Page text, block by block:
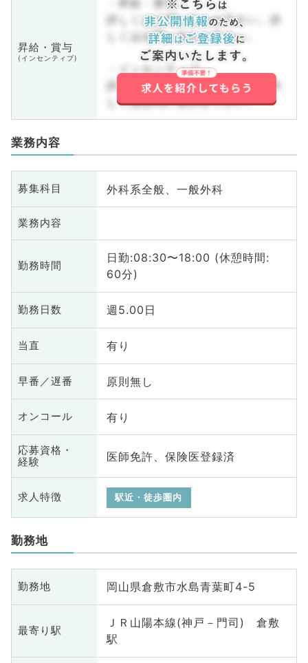
昇給・賞与
(インセンティブ)
詳しくはお問い合わせ下さい。詳
しくはお問い合わせ下さい。
・インセンティブ
詳しくはお問い合わせ下さい。詳
しくはお問い合わせ下さい。
業務内容
募集科目 外科系全般、一般外科
業務内容
勤務時間
日勤:08:30〜18:00 (休憩時間:
60分)
勤務日数 週5.00日
当直 有り
早番／遅番 原則無し
オンコール 有り
応募資格・
経験
医師免許、保険医登録済
求人特徴 駅近・徒歩圏内
勤務地
勤務地 岡山県倉敷市水島青葉町4-5
最寄り駅
ＪＲ山陽本線(神戸－門司) 倉敷
駅